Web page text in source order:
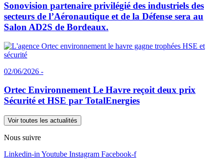
Sonovision partenaire privilégié des industriels des
secteurs de l’Aéronautique et de la Défense sera au
Salon AD2S de Bordeaux.
02/06/2026 -
Ortec Environnement Le Havre reçoit deux prix
Sécurité et HSE par TotalEnergies
Voir toutes les actualités
Nous suivre
Linkedin-in Youtube Instagram Facebook-f